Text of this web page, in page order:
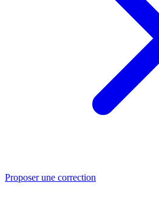
Proposer une correction